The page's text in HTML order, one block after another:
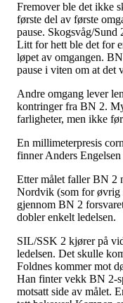
Fremover ble det ikke
første del av første
pause. Skogsvåg/Sund
Litt for hett ble det for
løpet av omgangen.
pause i viten om at
Andre omgang lever
kontringer fra BN 2.
farligheter, men ikke
En millimeterpresis
finner Anders
Etter målet faller BN 2
Nordvik (som for øvrig
gjennom BN 2
dobler enkelt ledelsen.
SIL/SSK 2 kjører på
ledelsen. Det skulle
Foldnes kommer mot
Han finter vekk BN 2-
motsatt side av målet.